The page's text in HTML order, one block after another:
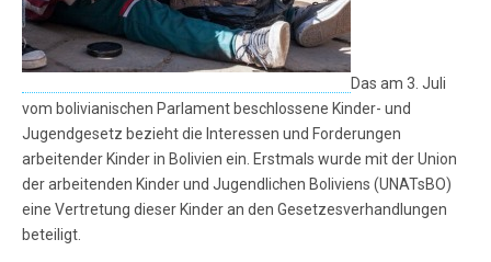
Das am 3. Juli
vom bolivianischen Parlament beschlossene Kinder- und
Jugendgesetz bezieht die Interessen und Forderungen
arbeitender Kinder in Bolivien ein. Erstmals wurde mit der Union
der arbeitenden Kinder und Jugendlichen Boliviens (UNATsBO)
eine Vertretung dieser Kinder an den Gesetzesverhandlungen
beteiligt.